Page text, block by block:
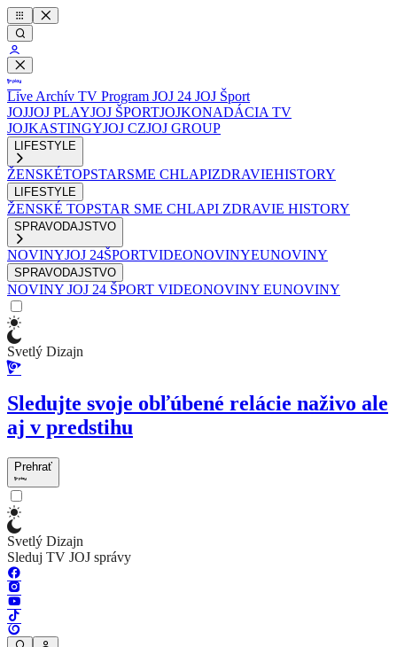
Live Archív TV Program JOJ 24 JOJ Šport
JOJJOJ PLAYJOJ ŠPORTJOJKONADÁCIA TV
JOJKASTINGYJOJ CZJOJ GROUP
LIFESTYLE
ŽENSKÉTOPSTARSME CHLAPIZDRAVIEHISTORY
LIFESTYLE
ŽENSKÉ TOPSTAR SME CHLAPI ZDRAVIE HISTORY
SPRAVODAJSTVO
NOVINYJOJ 24ŠPORTVIDEONOVINYEUNOVINY
SPRAVODAJSTVO
NOVINY JOJ 24 ŠPORT VIDEONOVINY EUNOVINY
Svetlý Dizajn
Sledujte svoje obľúbené relácie naživo ale
aj v predstihu
Prehrať
Svetlý Dizajn
Sleduj TV JOJ správy